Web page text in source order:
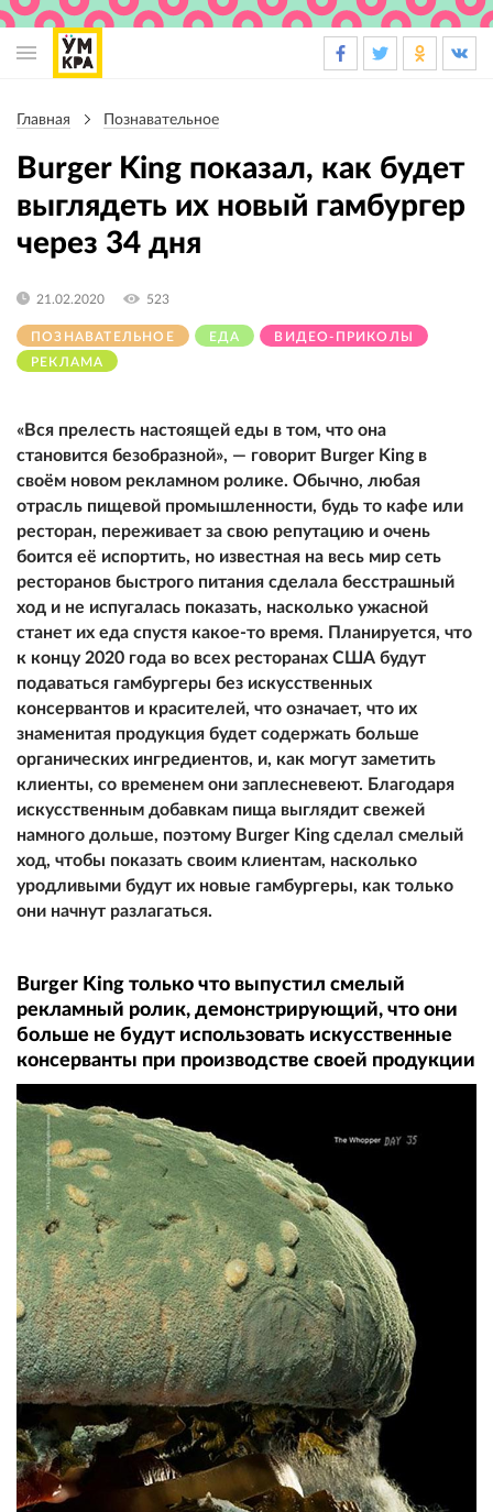
навигация
навигации
Главная Познавательное
Burger King показал, как будет
выглядеть их новый гамбургер
через 34 дня
ПОЗНАВАТЕЛЬНОЕ ЕДА
ВИДЕО-ПРИКОЛЫ
РЕКЛАМА
21.02.2020 523
«Вся прелесть настоящей еды в том, что она
становится безобразной», — говорит Burger King в
своём новом рекламном ролике. Обычно, любая
отрасль пищевой промышленности, будь то кафе или
ресторан, переживает за свою репутацию и очень
боится её испортить, но известная на весь мир сеть
ресторанов быстрого питания сделала бесстрашный
ход и не испугалась показать, насколько ужасной
станет их еда спустя какое-то время. Планируется, что
к концу 2020 года во всех ресторанах США будут
подаваться гамбургеры без искусственных
консервантов и красителей, что означает, что их
знаменитая продукция будет содержать больше
органических ингредиентов, и, как могут заметить
клиенты, со временем они заплесневеют. Благодаря
искусственным добавкам пища выглядит свежей
намного дольше, поэтому Burger King сделал смелый
ход, чтобы показать своим клиентам, насколько
уродливыми будут их новые гамбургеры, как только
они начнут разлагаться.
Burger King только что выпустил смелый
рекламный ролик, демонстрирующий, что они
больше не будут использовать искусственные
консерванты при производстве своей продукции